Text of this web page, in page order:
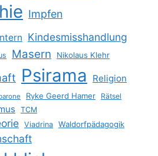
Impfen
Kindesmisshandlung
Masern Nikolaus Klehr
Psirama Religion
Ryke Geerd Hamer Rätsel
TCM
Viadrina Waldorfpädagogik